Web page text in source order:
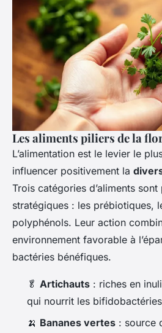
Les aliments piliers de la
L’alimentation est le levier le
influencer positivement la
Trois catégories d’aliments
stratégiques : les prébiotiques,
polyphénols. Leur action
environnement favorable à
bactéries bénéfiques.
🥬 Artichauts : riches en
qui nourrit les
🍌 Bananes vertes : source